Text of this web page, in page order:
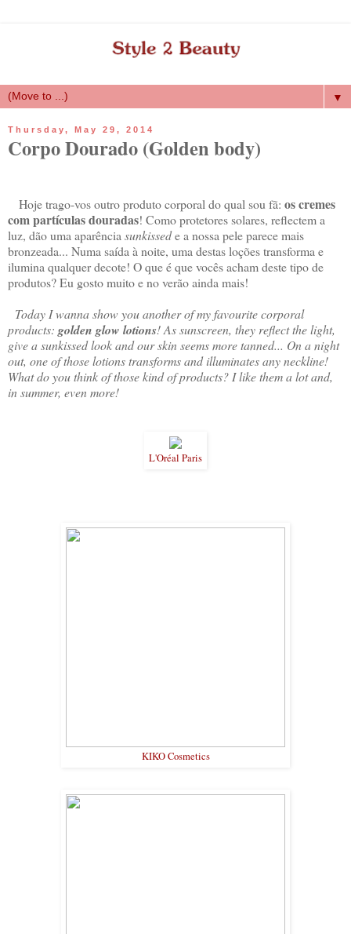
▼
Thursday, May 29, 2014
Corpo Dourado (Golden body)
Hoje trago-vos outro produto corporal do qual sou fã: os cremes
com partículas douradas! Como protetores solares, reflectem a
luz, dão uma aparência sunkissede a nossa pele parece mais
bronzeada... Numa saída à noite, uma destas loções transforma e
ilumina qualquer decote! O que é que vocês acham deste tipo de
produtos? Eu gosto muito e no verão ainda mais!
Today I wanna show you another of my favourite corporal
products: golden glow lotions! As sunscreen, they reflect the light,
give a sunkissed look and our skin seems more tanned... On a night
out, one of those lotions transforms and illuminates any neckline!
What do you think of those kind of products? I like them a lot and,
in summer, even more!
L'Oréal Paris
KIKO Cosmetics